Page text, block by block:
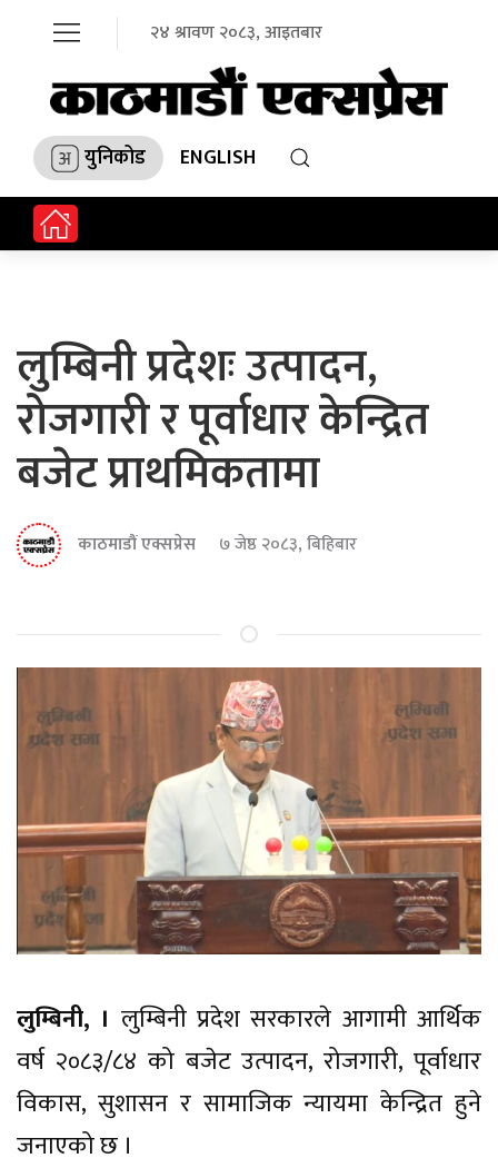
२४ श्रावण २०८३, आइतबार
युनिकोड ENGLISH
लुम्बिनी प्रदेशः उत्पादन,
रोजगारी र पूर्वाधार केन्द्रित
बजेट प्राथमिकतामा
काठमाडौं एक्सप्रेस ७ जेष्ठ २०८३, बिहिबार
लुम्बिनी, । लुम्बिनी प्रदेश सरकारले आगामी आर्थिक
वर्ष २०८३/८४ को बजेट उत्पादन, रोजगारी, पूर्वाधार
विकास, सुशासन र सामाजिक न्यायमा केन्द्रित हुने
जनाएको छ ।